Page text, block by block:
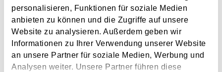
personalisieren, Funktionen für soziale Medien
anbieten zu können und die Zugriffe auf unsere
Website zu analysieren. Außerdem geben wir
Informationen zu Ihrer Verwendung unserer Website
an unsere Partner für soziale Medien, Werbung und
Analysen weiter. Unsere Partner führen diese
die Vielfalt der Musikstile zu wecken.
Sowohl Klassik als auch Pop, Jazz und sogar
mittelalterliche Musik haben bei mir im Unterricht Platz-
Besonders am Herzen liegt mir dabei Musik ganzheitlich
zu vermitteln, sodass auch Rhythmus und Singen ein